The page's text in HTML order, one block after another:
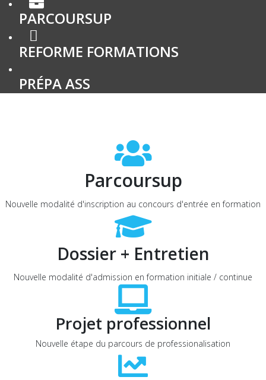
PARCOURSUP
REFORME FORMATIONS
PRÉPA ASS
Parcoursup
Nouvelle modalité d'inscription au concours d'entrée en formation
Dossier + Entretien
Nouvelle modalité d'admission en formation initiale / continue
Projet professionnel
Nouvelle étape du parcours de professionalisation